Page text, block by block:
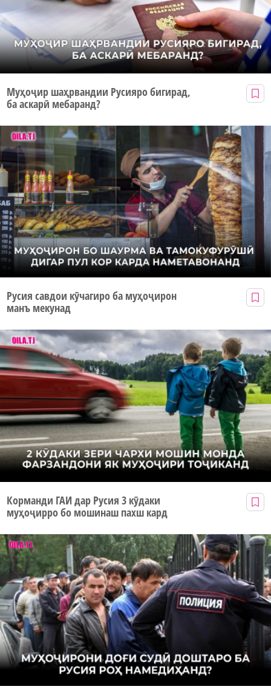
Муҳоҷир шаҳрвандии Русияро бигирад,
ба аскарӣ мебаранд?
Русия савдои кӯчагиро ба муҳоҷирон
манъ мекунад
Корманди ГАИ дар Русия 3 кӯдаки
муҳоҷирро бо мошинаш пахш кард